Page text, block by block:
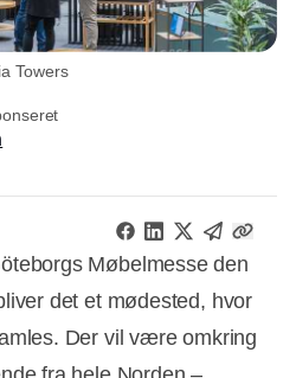
Towers
Møbelmesse den
det et mødested, hvor
Der vil være omkring